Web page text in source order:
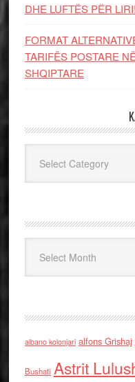
DHE LUFTЁS PЁR LIRI!
FORMAT
TARIFËS POSTARE
SHQIPTARE
albano kolonjari alfons Grishaj
Bushati Astrit